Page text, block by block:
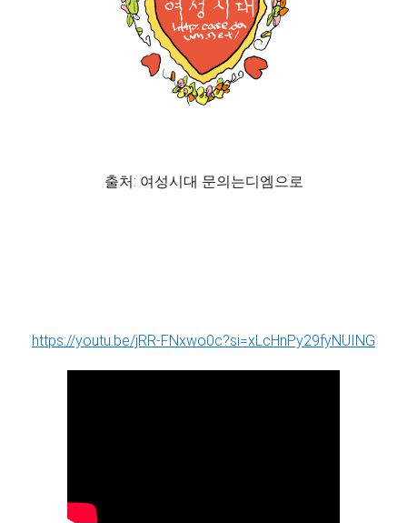
출처: 여성시대 문의는디엠으로
https://youtu.be/jRR-FNxwo0c?si=xLcHnPy29fyNUING